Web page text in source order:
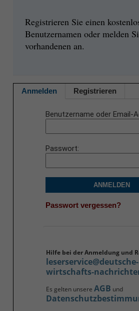
Registrieren Sie einen
Benutzernamen oder melden
vorhandenen an.
Anmelden Registrieren
Benutzername oder Email-
Passwort
ANMELDEN
Passwort vergessen?
Hilfe bei der Anmeldung und
leserservice@deutsche-
wirtschafts-
Es gelten unsere AGB und